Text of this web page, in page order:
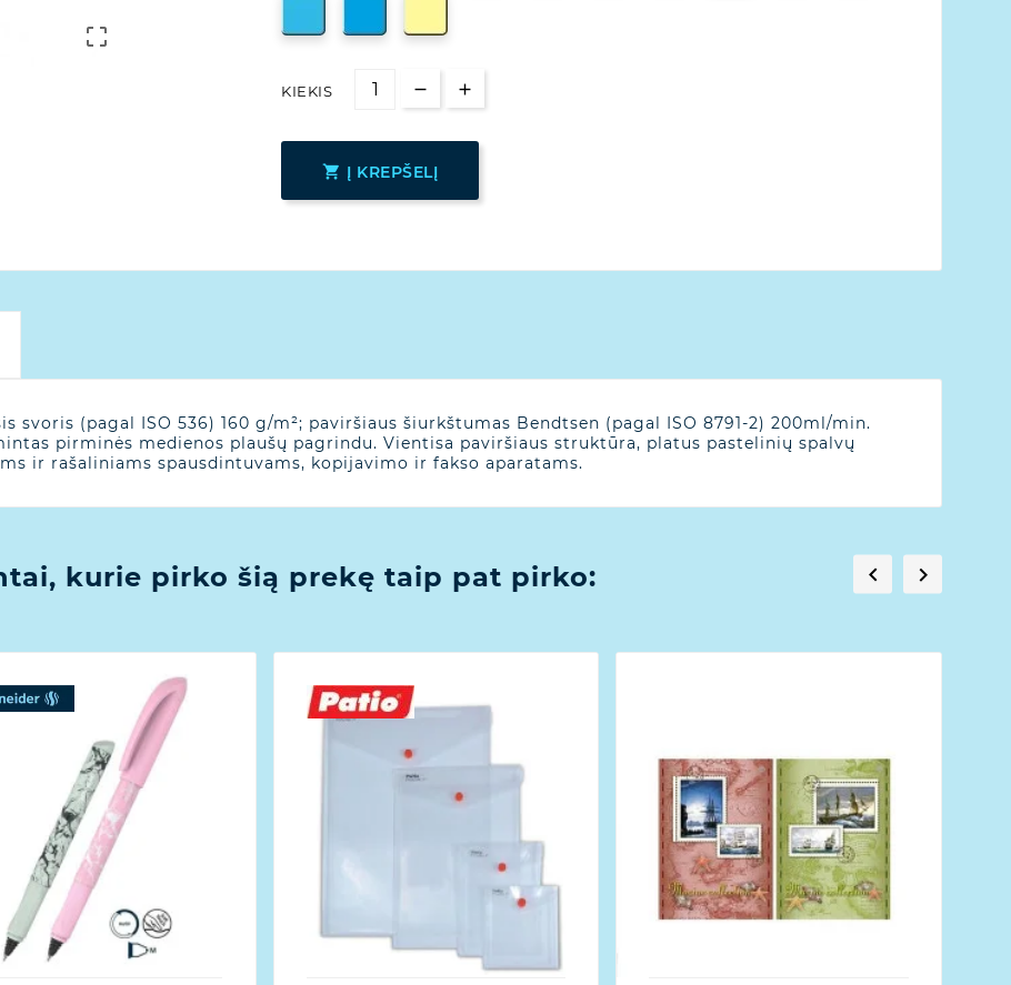

KIEKIS
 Į KREPŠELĮ
svoris (pagal ISO 536) 160 g/m²; paviršiaus šiurkštumas Bendtsen (pagal ISO 8791-2) 200ml/min.
pirminės medienos plaušų pagrindu. Vientisa paviršiaus struktūra, platus pastelinių spalvų
ir rašaliniams spausdintuvams, kopijavimo ir fakso aparatams.
kurie pirko šią prekę taip pat pirko:  